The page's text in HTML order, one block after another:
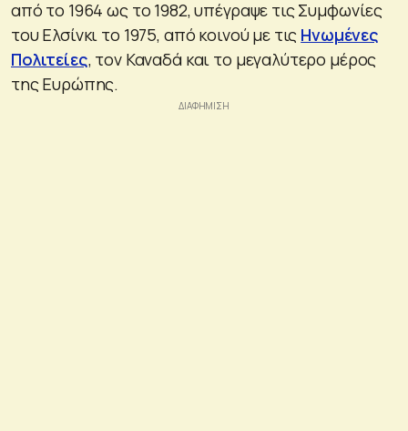
από το 1964 ως το 1982, υπέγραψε τις Συμφωνίες
του Ελσίνκι το 1975, από κοινού με τις Ηνωμένες
Πολιτείες, τον Καναδά και το μεγαλύτερο μέρος
της Ευρώπης.